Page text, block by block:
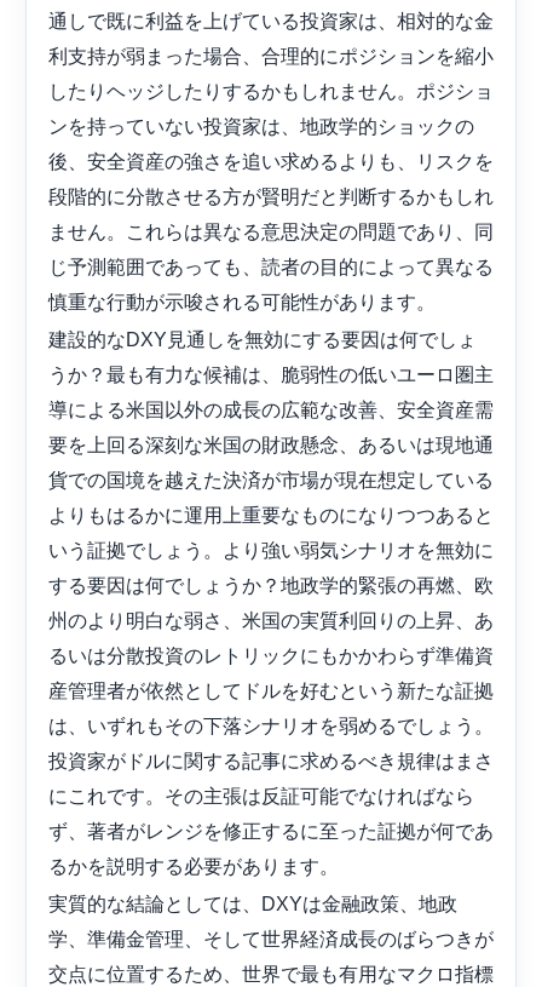
通しで既に利益を上げている投資家は、相対的な金
利支持が弱まった場合、合理的にポジションを縮小
したりヘッジしたりするかもしれません。ポジショ
ンを持っていない投資家は、地政学的ショックの
後、安全資産の強さを追い求めるよりも、リスクを
段階的に分散させる方が賢明だと判断するかもしれ
ません。これらは異なる意思決定の問題であり、同
じ予測範囲であっても、読者の目的によって異なる
慎重な行動が示唆される可能性があります。
建設的なDXY見通しを無効にする要因は何でしょ
うか？最も有力な候補は、脆弱性の低いユーロ圏主
導による米国以外の成長の広範な改善、安全資産需
要を上回る深刻な米国の財政懸念、あるいは現地通
貨での国境を越えた決済が市場が現在想定している
よりもはるかに運用上重要なものになりつつあると
いう証拠でしょう。より強い弱気シナリオを無効に
する要因は何でしょうか？地政学的緊張の再燃、欧
州のより明白な弱さ、米国の実質利回りの上昇、あ
るいは分散投資のレトリックにもかかわらず準備資
産管理者が依然としてドルを好むという新たな証拠
は、いずれもその下落シナリオを弱めるでしょう。
投資家がドルに関する記事に求めるべき規律はまさ
にこれです。その主張は反証可能でなければなら
ず、著者がレンジを修正するに至った証拠が何であ
るかを説明する必要があります。
実質的な結論としては、DXYは金融政策、地政
学、準備金管理、そして世界経済成長のばらつきが
交点に位置するため、世界で最も有用なマクロ指標